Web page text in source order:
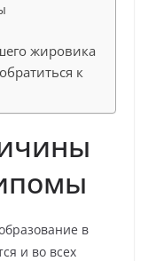
жировика
к
в
и во всех